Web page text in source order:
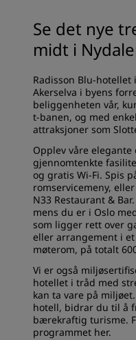
Se det nye
midt i
Radisson Blu-
Akerselva i byens
beliggenheten vår,
t-banen, og med
attraksjoner som
Opplev våre
gjennomtenkte
og gratis Wi-Fi. Spis
romservicemeny,
N33 Restaurant &
mens du er i Oslo
som ligger rett over
eller arrangement i
møterom, på totalt
Vi er også
hotellet i tråd med
kan ta vare på
hotell, bidrar du til å
bærekraftig turisme.
programmet her.